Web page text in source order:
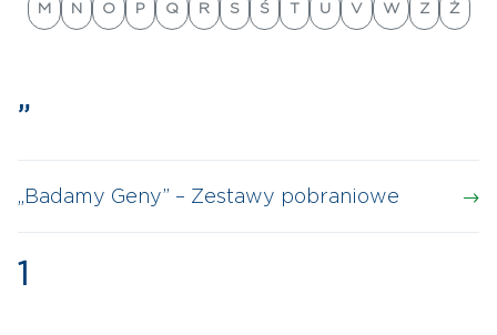
M N O P Q R S Ś T U V W Z Ż
„
„Badamy Geny” – Zestawy pobraniowe
1